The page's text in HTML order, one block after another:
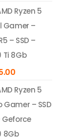
Ryzen 5
Gamer –
– SSD –
Ti 8Gb
Ryzen 5
Gamer – SSD
Geforce
8Gb